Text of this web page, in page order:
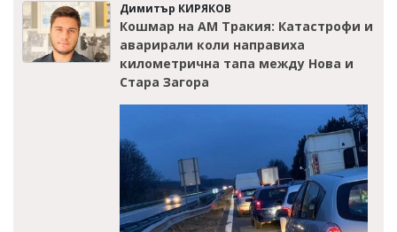
Димитър КИРЯКОВ
Кошмар на АМ Тракия: Катастрофи и
аварирали коли направиха
километрична тапа между Нова и
Стара Загора